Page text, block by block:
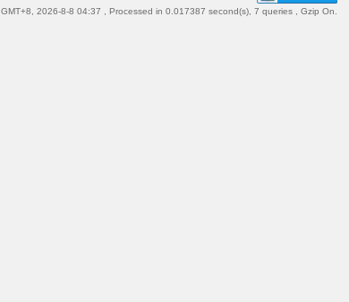
GMT+8, 2026-8-8 04:37 , Processed in 0.017387 second(s), 7 queries , Gzip On.